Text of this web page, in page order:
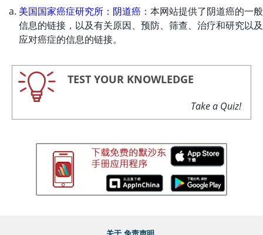
美国国家癌症研究所：阴道癌 ：本网站提供了阴道癌的一般
信息的链接，以及有关原因、预防、筛查、治疗和研究以及
应对癌症的信息的链接。
TEST YOUR KNOWLEDGE
Take a Quiz!